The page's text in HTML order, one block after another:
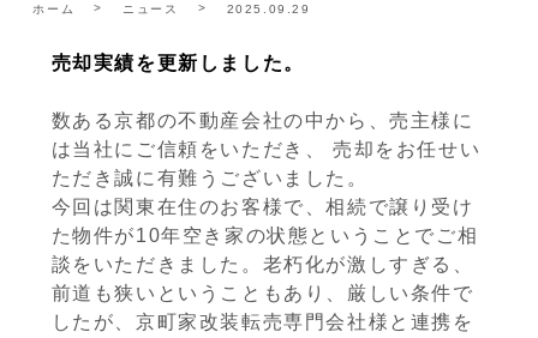
ホーム ニュース 2025.09.29
売却実績を更新しました。
数ある京都の不動産会社の中から、売主様に
は当社にご信頼をいただき、 売却をお任せい
ただき誠に有難うございました。
今回は関東在住のお客様で、相続で譲り受け
た物件が10年空き家の状態ということでご相
談をいただきました。老朽化が激しすぎる、
前道も狭いということもあり、厳しい条件で
したが、京町家改装転売専門会社様と連携を